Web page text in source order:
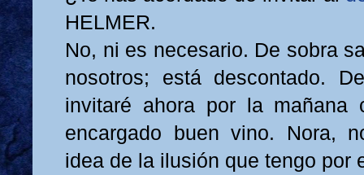
HELMER.
No, ni es necesario. De sobra
nosotros; está descontado.
invitaré ahora por la mañana
encargado buen vino. Nora,
idea de la ilusión que tengo por